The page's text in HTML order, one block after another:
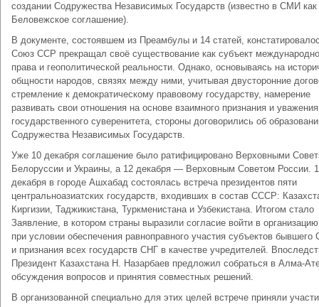
создании Содружества Независимых Государств (известно в СМИ как
Беловежское соглашение).
В документе, состоявшем из Преамбулы и 14 статей,
Союз ССР прекращал своё существование как субъект
права и геополитической реальности. Однако, основываясь на
общности народов, связях между ними, учитывая двусторонние
стремление к демократическому правовому государству, намерение
развивать свои отношения на основе взаимного признания и уважения
государственного суверенитета, стороны договорились об
Содружества Независимых Государств.
Уже 10 декабря соглашение было ратифицировано Верховными
Белоруссии и Украины, а 12 декабря — Верховным Советом России.
декабря в городе Ашхабад состоялась встреча президентов пяти
центральноазиатских государств, входивших в состав СССР:
Киргизии, Таджикистана, Туркменистана и Узбекистана. Итогом стало
Заявление, в котором страны выразили согласие войти в
при условии обеспечения равноправного участия субъектов бывшего
и признания всех государств СНГ в качестве учредителей.
Президент Казахстана Н. Назарбаев предложил собраться в Алма-
обсуждения вопросов и принятия совместных решений.
В организованной специально для этих целей встрече приняли